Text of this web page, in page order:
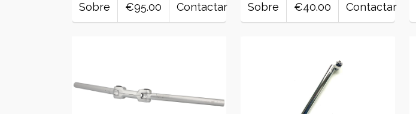
Sobre €95.00 Contactar Sobre €40.00 Contactar